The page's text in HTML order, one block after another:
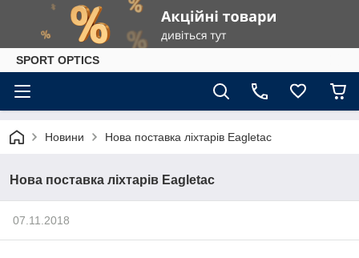
SPORT OPTICS
Новини Нова поставка ліхтарів Eagletac
Нова поставка ліхтарів Eagletac
07.11.2018